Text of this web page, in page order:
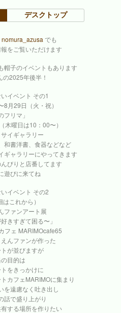
デスクトップ
nomura_azusa でも
をご覧いただけます
帽子のイベントもあります
の2025年後半！
イベント その1
8月29日（火・祝）
フリマ」
木曜日は10：00〜）
イギャラリー
和書洋書、食器などなど
ギャラリーにやってきます
びりと店番してます
遊びに来てね
イベント その2
これから）
ファンアート展
きすぎて困る〜」
フェ MARIMOcafe65
んファンが作った
が並びますが
目的は
をきっかけに
カフェMARIMOに集まり
を遠慮なく吐き出し
話で盛り上がり
する場所を作りたい